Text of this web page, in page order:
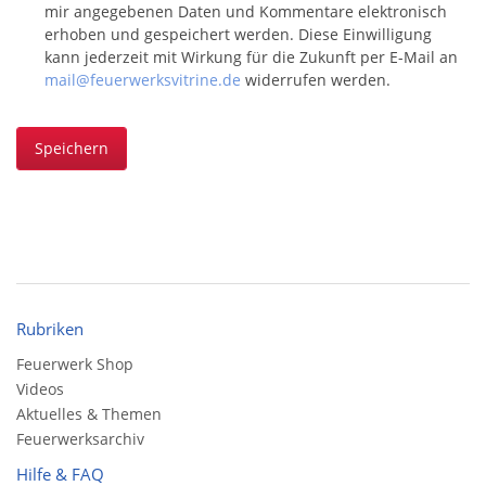
mir angegebenen Daten und Kommentare elektronisch
erhoben und gespeichert werden. Diese Einwilligung
kann jederzeit mit Wirkung für die Zukunft per E-Mail an
mail@feuerwerksvitrine.de widerrufen werden.
Speichern
Rubriken
Feuerwerk Shop
Videos
Aktuelles & Themen
Feuerwerksarchiv
Hilfe & FAQ